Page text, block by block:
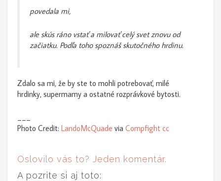
povedala mi,
ale skús ráno vstať a milovať celý svet znovu od
začiatku. Podľa toho spoznáš skutočného hrdinu.
Zdalo sa mi, že by ste to mohli potrebovať, milé
hrdinky, supermamy a ostatné rozprávkové bytosti.
Photo Credit: LandoMcQuade via Compfight cc
Oslovilo vás to? Jeden komentár.
A pozrite si aj toto: